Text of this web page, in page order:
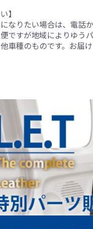
】
なりたい場合は、電話
ですが地域によりゆう
車種のものです。お届